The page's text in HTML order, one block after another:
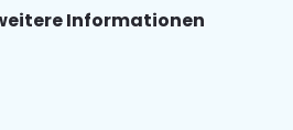
Informationen